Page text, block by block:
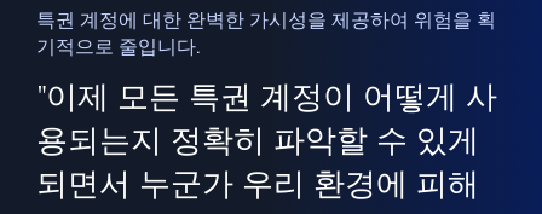
특권 계정에 대한 완벽한 가시성을 제공하여 위험을 획
기적으로 줄입니다.
"이제 모든 특권 계정이 어떻게 사
용되는지 정확히 파악할 수 있게
되면서 누군가 우리 환경에 피해